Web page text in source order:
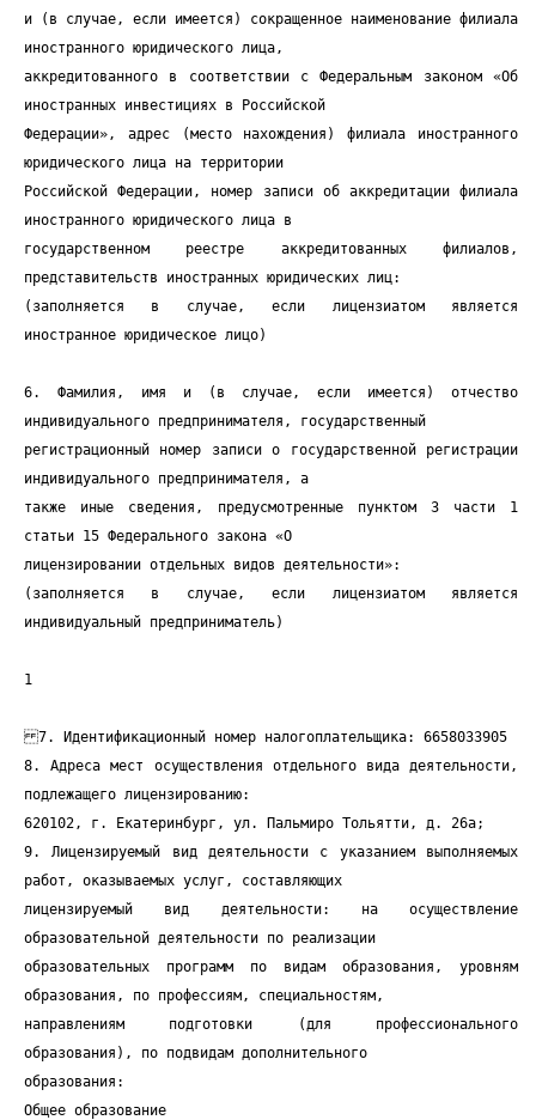
и (в случае, если имеется) сокращенное наименование филиала
иностранного юридического лица,
аккредитованного в соответствии с Федеральным законом «Об
иностранных инвестициях в Российской
Федерации», адрес (место нахождения) филиала иностранного
юридического лица на территории
Российской Федерации, номер записи об аккредитации филиала
иностранного юридического лица в
государственном реестре аккредитованных филиалов,
представительств иностранных юридических лиц:
(заполняется в случае, если лицензиатом является
иностранное юридическое лицо)
6. Фамилия, имя и (в случае, если имеется) отчество
индивидуального предпринимателя, государственный
регистрационный номер записи о государственной регистрации
индивидуального предпринимателя, а
также иные сведения, предусмотренные пунктом 3 части 1
статьи 15 Федерального закона «О
лицензировании отдельных видов деятельности»:
(заполняется в случае, если лицензиатом является
индивидуальный предприниматель)
1
7. Идентификационный номер налогоплательщика: 6658033905
8. Адреса мест осуществления отдельного вида деятельности,
подлежащего лицензированию:
620102, г. Екатеринбург, ул. Пальмиро Тольятти, д. 26а;
9. Лицензируемый вид деятельности с указанием выполняемых
работ, оказываемых услуг, составляющих
лицензируемый вид деятельности: на осуществление
образовательной деятельности по реализации
образовательных программ по видам образования, уровням
образования, по профессиям, специальностям,
направлениям подготовки (для профессионального
образования), по подвидам дополнительного
образования:
Общее образование